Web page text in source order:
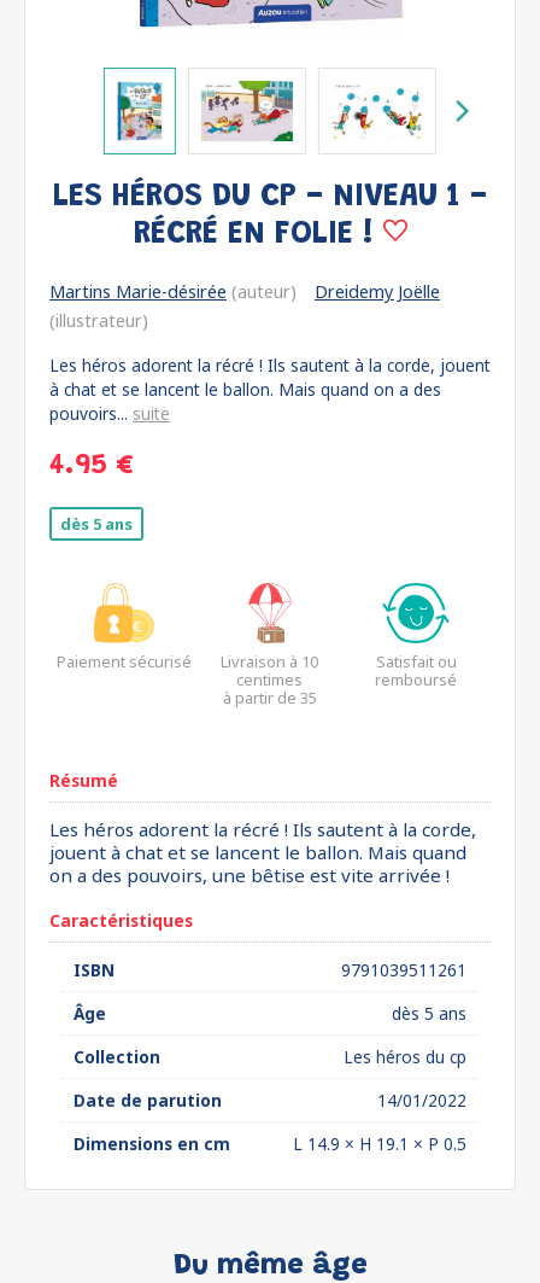
LES HÉROS DU CP - NIVEAU 1 -
RÉCRÉ EN FOLIE !
Martins Marie-désirée (auteur)
Dreidemy Joëlle
(illustrateur)
Les héros adorent la récré ! Ils sautent à la corde, jouent
à chat et se lancent le ballon. Mais quand on a des
pouvoirs... suite
4.95 €
dès 5 ans
Paiement sécurisé
Livraison à 10
centimes
à partir de 35
Satisfait ou
remboursé
Résumé
Les héros adorent la récré ! Ils sautent à la corde,
jouent à chat et se lancent le ballon. Mais quand
on a des pouvoirs, une bêtise est vite arrivée !
Caractéristiques
ISBN
9791039511261
Âge
dès 5 ans
Collection
Les héros du cp
Date de parution
14/01/2022
Dimensions en cm
L 14.9 × H 19.1 × P 0.5
Du même âge